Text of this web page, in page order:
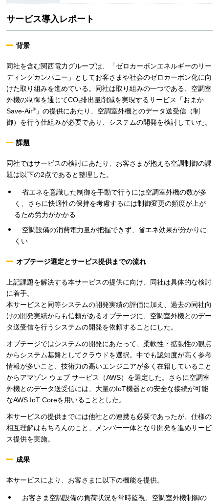
サービス導入レポート
背景
同社を含む関西電力グループは、「ゼロカーボンエネルギーのリー
ディングカンパニー」としてお客さまや社会のゼロカーボン化に向
けた取り組みを進めている。同社は取り組みの一つである、空調室
外機の制御を通じてCO₂排出量削減を実現するサービス「おまか
Save-Air® 」の提供にあたり、空調室外機とのデータ送受信（制
御）を行う仕組みが必要であり、システムの開発を検討していた。
課題
同社ではサービスの検討にあたり、お客さまが抱える空調制御の課
題は以下の2点であると整理した。
省エネを意識した制御を手動で行うには空調室外機の数が多
く、さらに快適性の保持を考慮するには制御変更の頻度が上が
るため労力がかかる
空調設備の消費電力量が把握できず、省エネ効果が分かりに
くい
オプテージ選定とサービス提供までの流れ
上記課題を解決する本サービスの提供に向け、同社は具体的な検討
に着手。
本サービスと同等システムの開発実績の評価に加え、過去の同社向
けの開発実績からも信頼があるオプテージに、空調室外機とのデー
タ送受信を行うシステムの開発を依頼することにした。
オプテージではシステムの開発にあたって、柔軟性・拡張性の観点
からシステム基盤としてクラウドを選択。中でも認知度が高く参考
情報が多いこと、技術力の高いエンジニアが多く在籍していること
からアマゾン ウェブ サービス（AWS）を選定した。さらに空調室
外機とのデータ送受信には、大量のIoT機器との安全な接続が可能
なAWS IoT Coreを用いることとした。
本サービスの提供までには他社との連携も必要であったが、仕様の
相互理解はもちろんのこと、メンバー一体となり開発を進めサービ
ス提供を実施。
成果
本サービスにより、お客さまに以下の機能を提供。
お客さま空調設備の負荷状況を常時監視、空調室外機制御の